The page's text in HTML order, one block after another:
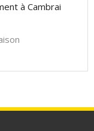
à Cambrai